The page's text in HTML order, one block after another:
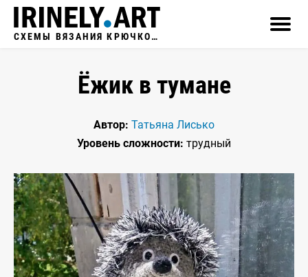
СХЕМЫ ВЯЗАНИЯ КРЮЧКОМ
Ёжик в тумане
Автор: Татьяна Лисько
Уровень сложности: трудный